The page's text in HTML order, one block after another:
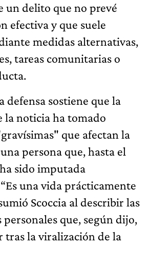
un delito que no prevé
efectiva y que suele
medidas alternativas,
tareas comunitarias o
defensa sostiene que la
la noticia ha tomado
que afectan la
persona que, hasta el
sido imputada
una vida prácticamente
Scoccia al describir las
personales que, según dijo,
tras la viralización de la